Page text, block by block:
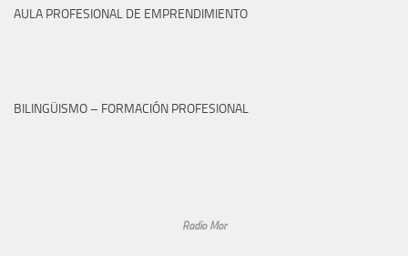
AULA PROFESIONAL DE EMPRENDIMIENTO
BILINGÜISMO – FORMACIÓN PROFESIONAL
Radio Mor